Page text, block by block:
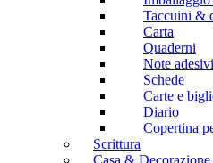
Taccuini &
Carta
Quaderni
Note adesivi
Schede
Carte e
Diario
Copertina
Scrittura